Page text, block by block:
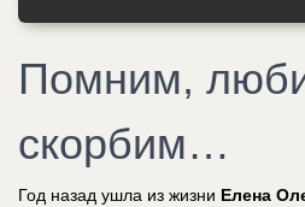
Помним,
скорбим…
Год назад ушла из жизни Елена